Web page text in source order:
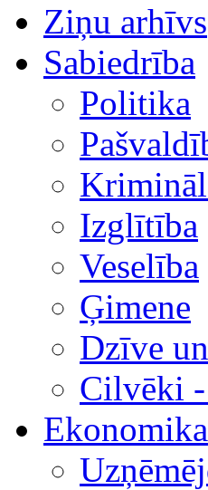
Ziņu arhīvs
Sabiedrība
Politika
Izglītība
Veselība
Ģimene
Dzīve
Cilvēki -
Ekonomika